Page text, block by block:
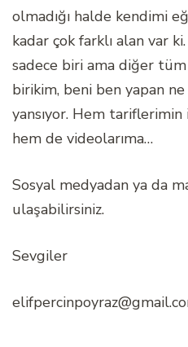
olmadığı halde kendimi
kadar çok farklı alan var
sadece biri ama diğer
birikim, beni ben yapan
yansıyor. Hem tariflerimin
hem de videolarıma…
Sosyal medyadan ya da
ulaşabilirsiniz.
Sevgiler